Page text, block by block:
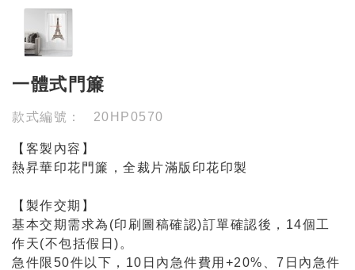
一體式門簾
款式編號： 20HP0570
【客製內容】
熱昇華印花門簾，全裁片滿版印花印製
【製作交期】
基本交期需求為(印刷圖稿確認)訂單確認後，14個工
作天(不包括假日)。
急件限50件以下，10日內急件費用+20%、7日內急件